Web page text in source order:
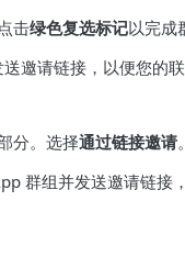
击绿色复选标记以完成
分。选择通过链接邀请。